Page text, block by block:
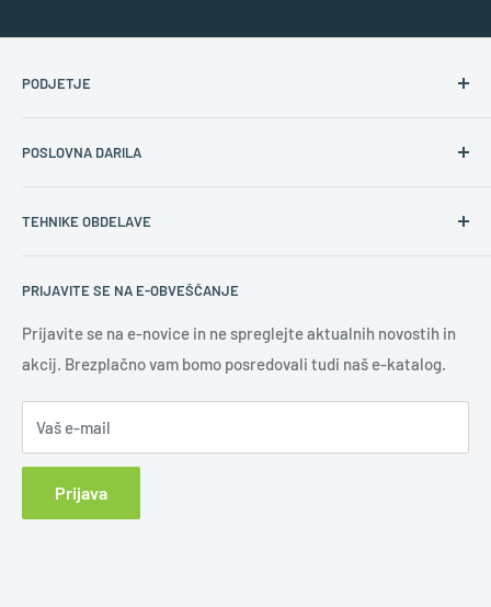
PODJETJE
Kontakt
Varovanje osebnih podatkov
POSLOVNA DARILA
Ustrezna poslovna darila
Novoletna darila
Uporaba logotipa
Učinkovita promocija
Novice
TEHNIKE OBDELAVE
Digitalni tisk
Sitotisk
Tampotisk
Slepi tisk
Tisk na keramiko
UV led tisk
Vezenje
PRIJAVITE SE NA E-OBVEŠČANJE
Prijavite se na e-novice in ne spreglejte aktualnih novostih in
akcij. Brezplačno vam bomo posredovali tudi naš e-katalog.
Vaš e-mail
Prijava